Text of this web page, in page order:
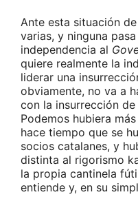
Ante esta situación
varias, y ninguna
independencia al
quiere realmente la
liderar una
obviamente, no va a
con la insurrección
Podemos hubiera
hace tiempo que se
socios catalanes, y
distinta al rigorismo
la propia cantinela
entiende y, en su